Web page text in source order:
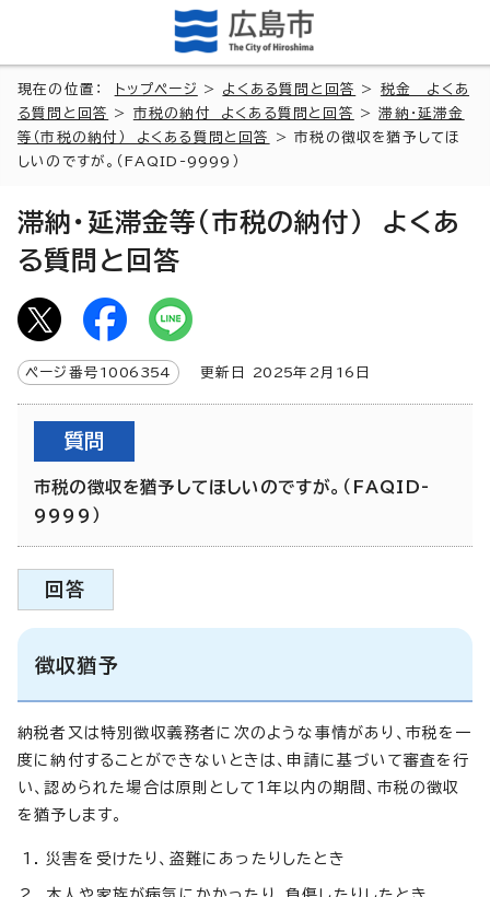
現在の位置： トップページ > よくある質問と回答 > 税金 よくあ
る質問と回答
> 市税の納付 よくある質問と回答 >滞納・延滞金
等（市税の納付） よくある質問と回答
> 市税の徴収を猶予してほ
しいのですが。（FAQID-9999）
滞納・延滞金等（市税の納付） よくあ
る質問と回答
ページ番号 1006354 更新日 2025年2月 16 日
質問
市税の徴収を猶予してほしいのですが。（FAQID-
9999）
回答
徴収猶予
納税者又は特別徴収義務者に次のような事情があり、市税を一
度に納付することができないときは、申請に基づいて審査を行
い、認められた場合は原則として1年以内の期間、市税の徴収
を猶予します。
災害を受けたり、盗難にあったりしたとき